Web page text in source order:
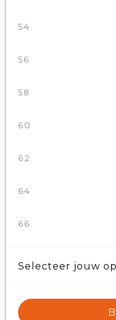
54
56
58
60
62
64
66
Selecteer jouw